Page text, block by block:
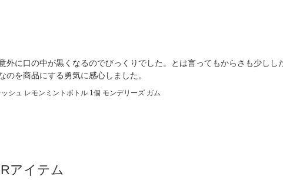
外に口の中が黒くなるのでびっくりでした。とは言ってもからさも少し
のを商品にする勇気に感心しました。
シュ レモンミントボトル 1個 モンデリーズ ガム
アイテム